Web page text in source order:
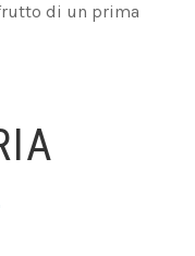
di un prima